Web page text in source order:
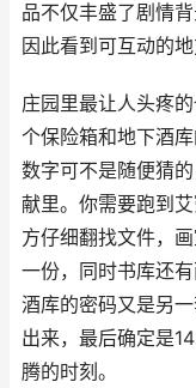
品不仅丰盛了剧情
因此看到可互动的
庄园里最让人头疼
个保险箱和地下酒
数字可不是随便猜
献里。你需要跑到
方仔细翻找文件，
一份，同时书库还
酒库的密码又是另
出来，最后确定是
腾的时刻。